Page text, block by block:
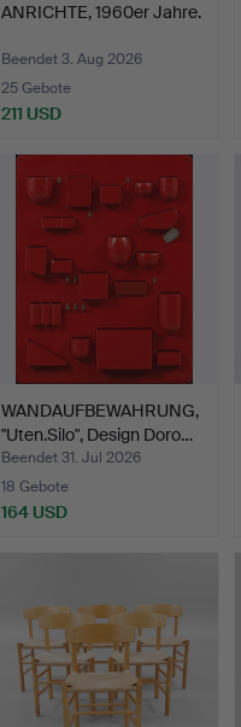
ANRICHTE, 1960er Jahre.
Beendet 3. Aug 2026
25 Gebote
211 USD
WANDAUFBEWAHRUNG,
"Uten.Silo", Design Doro…
Beendet 31. Jul 2026
18 Gebote
164 USD